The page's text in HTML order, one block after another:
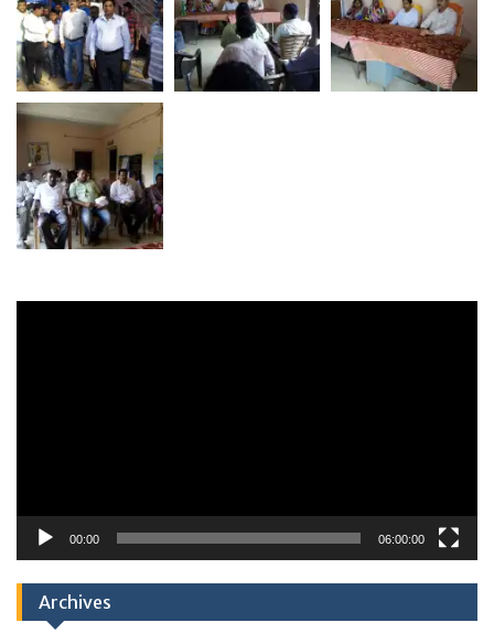
00:00 06:00:00
Archives